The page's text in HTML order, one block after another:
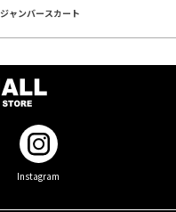
ジャンバースカート
Instagram